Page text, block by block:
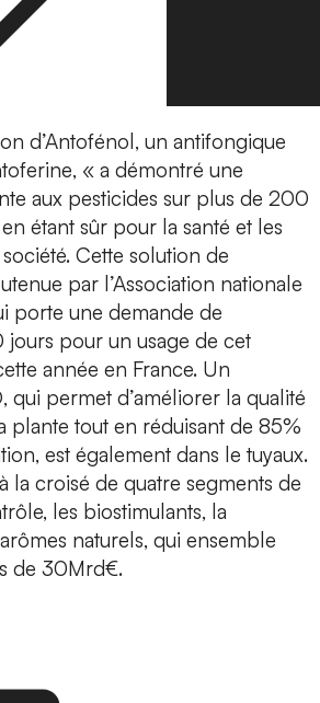
d’Antofénol, un antifongique
, « a démontré une
aux pesticides sur plus de 200
étant sûr pour la santé et les
Cette solution de
par l’Association nationale
porte une demande de
jours pour un usage de cet
année en France. Un
, qui permet d’améliorer la qualité
plante tout en réduisant de 85%
est également dans le tuyaux.
la croisé de quatre segments de
les biostimulants, la
naturels, qui ensemble
de 30Mrd€.